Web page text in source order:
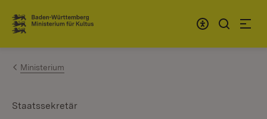
Zum Inhalt springen
Link zur Startseite
Ministerium
Staatssekretär